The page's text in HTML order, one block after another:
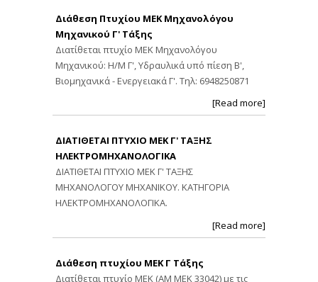
Διάθεση Πτυχίου ΜΕΚ Μηχανολόγου
Μηχανικού Γ' Τάξης
Διατίθεται πτυχίο ΜΕΚ Μηχανολόγου
Μηχανικού: Η/Μ Γ', Υδραυλικά υπό πίεση Β',
Βιομηχανικά - Ενεργειακά Γ'. Τηλ: 6948250871
[Read more]
ΔΙΑΤΙΘΕΤΑΙ ΠΤΥΧΙΟ ΜΕΚ Γ' ΤΑΞΗΣ
ΗΛΕΚΤΡΟΜΗΧΑΝΟΛΟΓΙΚΑ
ΔΙΑΤΙΘΕΤΑΙ ΠΤΥΧΙΟ ΜΕΚ Γ' ΤΑΞΗΣ
ΜΗΧΑΝΟΛΟΓΟΥ ΜΗΧΑΝΙΚΟΥ. ΚΑΤΗΓΟΡΙΑ
ΗΛΕΚΤΡΟΜΗΧΑΝΟΛΟΓΙΚΑ.
[Read more]
Διάθεση πτυχίου ΜΕΚ Γ Τάξης
Διατίθεται πτυχίο ΜΕΚ (ΑΜ ΜΕΚ 33042) με τις